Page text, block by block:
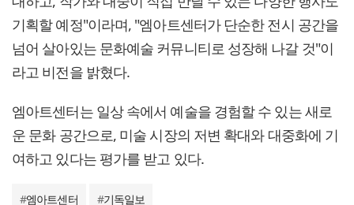
기획할 예정"이라며, "엠아트센터가 단순한 전시 공간을
넘어 살아있는 문화예술 커뮤니티로 성장해 나갈 것"이
라고 비전을 밝혔다.
엠아트센터는 일상 속에서 예술을 경험할 수 있는 새로
운 문화 공간으로, 미술 시장의 저변 확대와 대중화에 기
여하고 있다는 평가를 받고 있다.
#엠아트센터 #기독일보